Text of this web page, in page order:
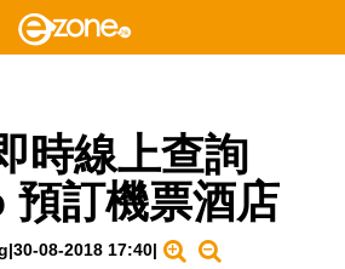
時線上查詢
預訂機票酒店
|30-08-2018 17:40|